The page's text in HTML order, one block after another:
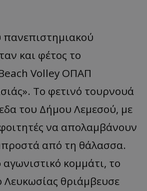
πανεπιστημιακού
και φέτος το
Volley ΟΠΑΠ
Το φετινό τουρνουά
του Δήμου Λεμεσού, με
να απολαμβάνουν
από τη θάλασσα.
κομμάτι, το
Λευκωσίας θριάμβευσε